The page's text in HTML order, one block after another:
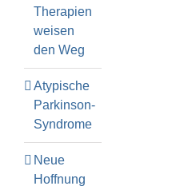
Therapien
weisen
den Weg
Atypische
Parkinson-
Syndrome
Neue
Hoffnung